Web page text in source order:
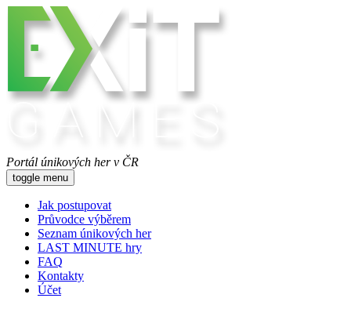
Portál únikových her v ČR
toggle menu
Jak postupovat
Průvodce výběrem
Seznam únikových her
LAST MINUTE hry
FAQ
Kontakty
Účet